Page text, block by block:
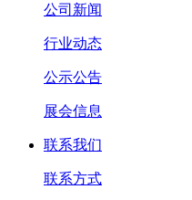
公司新闻
行业动态
公示公告
展会信息
联系我们
联系方式